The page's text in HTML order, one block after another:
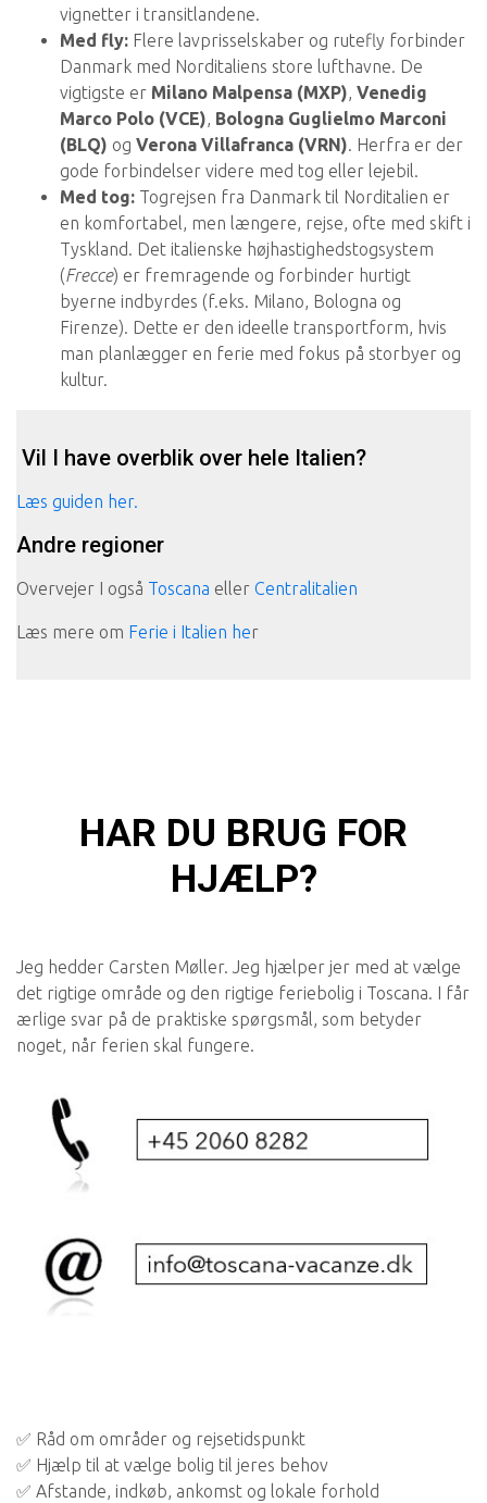
vignetter i transitlandene.
Med fly: Flere lavprisselskaber og rutefly forbinder
Danmark med Norditaliens store lufthavne. De
vigtigste er Milano Malpensa (MXP) Venedig
Marco Polo (VCE) Bologna Guglielmo Marconi
(BLQ) og Verona Villafranca (VRN) . Herfra er der
gode forbindelser videre med tog eller lejebil.
Med tog: Togrejsen fra Danmark til Norditalien er
en komfortabel, men længere, rejse, ofte med skift i
Tyskland. Det italienske højhastighedstogsystem
(Frecce) er fremragende og forbinder hurtigt
byerne indbyrdes (f.eks. Milano, Bologna og
Firenze). Dette er den ideelle transportform, hvis
man planlægger en ferie med fokus på storbyer og
kultur.
Vil I have overblik over hele Italien?
Læs guiden her.
Andre regioner
Overvejer I også Toscana eller Centralitalien
Læs mere om Ferie i Italien her
HAR DU BRUG FOR
HJÆLP?
Jeg hedder Carsten Møller. Jeg hjælper jer med at vælge
det rigtige område og den rigtige feriebolig i Toscana. I får
ærlige svar på de praktiske spørgsmål, som betyder
noget, når ferien skal fungere.
✅ Råd om områder og rejsetidspunkt
✅ Hjælp til at vælge bolig til jeres behov
✅ Afstande, indkøb, ankomst og lokale forhold